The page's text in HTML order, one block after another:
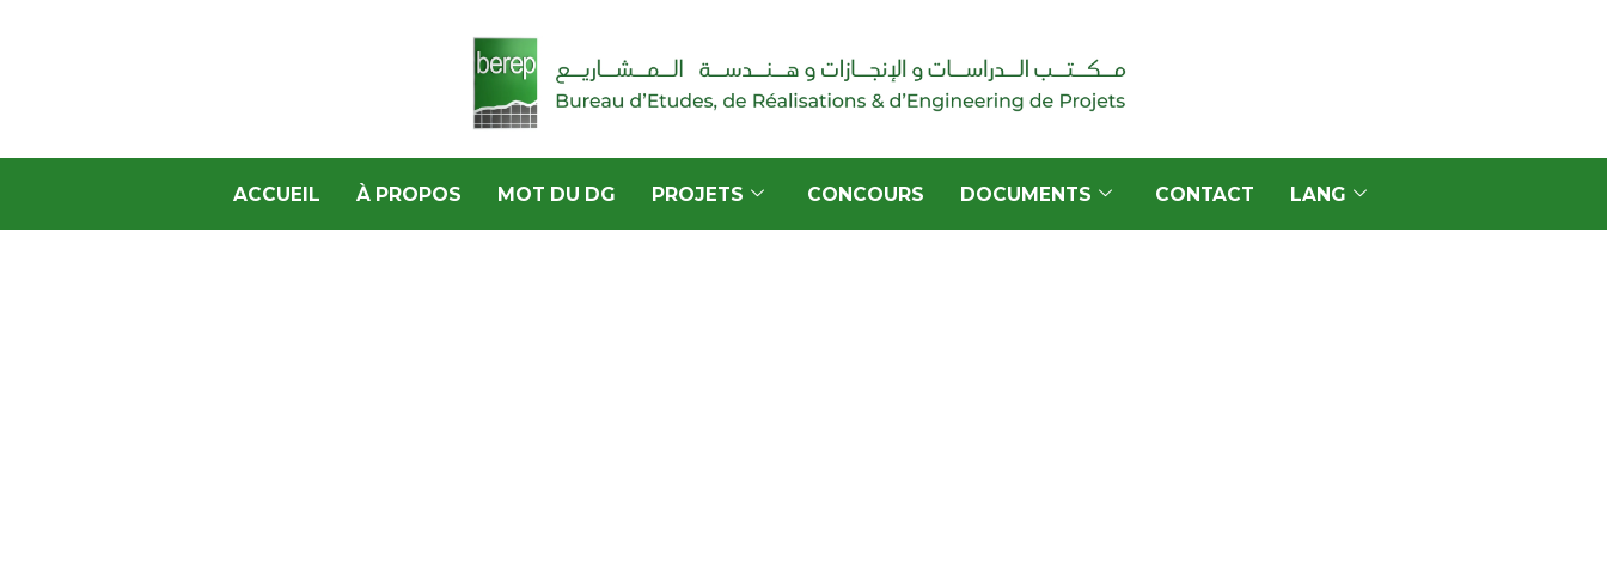
ACCUEIL À PROPOS MOT DU DG PROJETS CONCOURS DOCUMENTS CONTACT LANG